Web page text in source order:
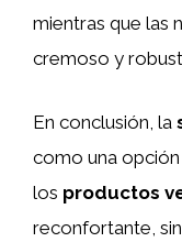
mientras que las
cremoso y
En conclusión, la
como una
los productos
reconfortante,